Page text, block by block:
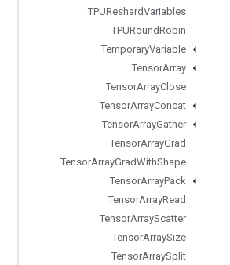
TPUReshardVariables
TPURoundRobin
TemporaryVariable
TensorArray
TensorArrayClose
TensorArrayConcat
TensorArrayGather
TensorArrayGrad
TensorArrayGradWithShape
TensorArrayPack
TensorArrayRead
TensorArrayScatter
TensorArraySize
TensorArraySplit